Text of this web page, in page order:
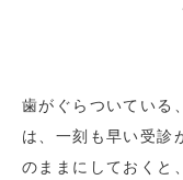
歯がぐらついている
は、一刻も早い受診
のままにしておくと